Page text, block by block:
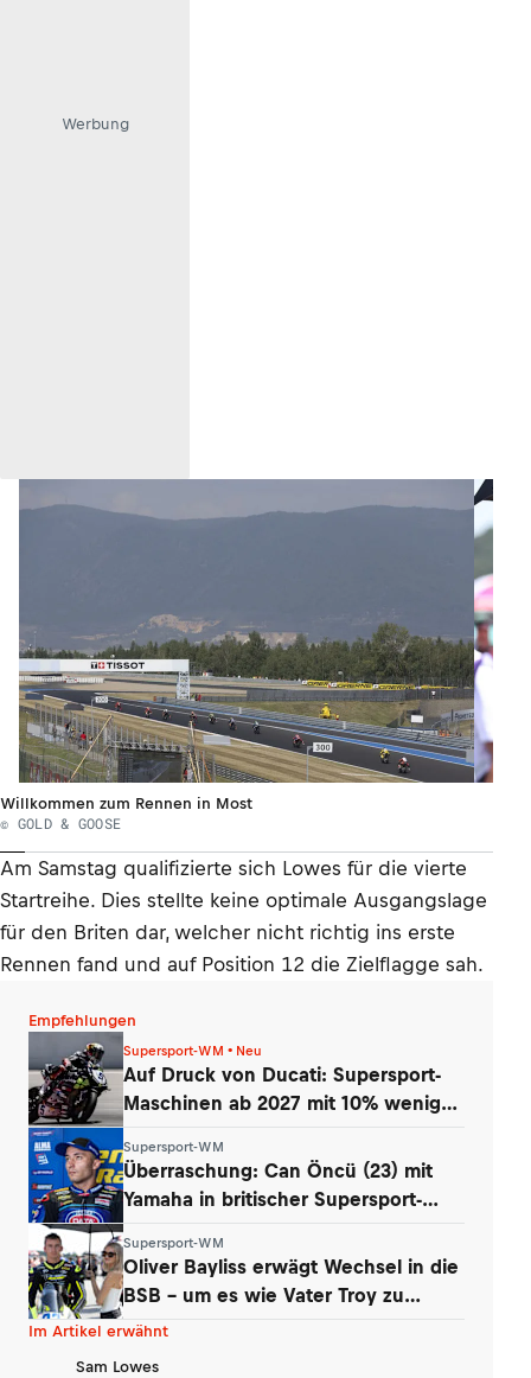
Werbung
Willkommen zum Rennen in Most
© GOLD & GOOSE
Am Samstag qualifizierte sich Lowes für die vierte
Startreihe. Dies stellte keine optimale Ausgangslage
für den Briten dar, welcher nicht richtig ins erste
Rennen fand und auf Position 12 die Zielflagge sah.
Empfehlungen
Supersport-WM • Neu
Auf Druck von Ducati: Supersport-
Maschinen ab 2027 mit 10% weniger
Supersport-WM
Überraschung: Can Öncü (23) mit
Yamaha in britischer Supersport-
Supersport-WM
Oliver Bayliss erwägt Wechsel in die
BSB – um es wie Vater Troy zu
machen?
Im Artikel erwähnt
Sam Lowes